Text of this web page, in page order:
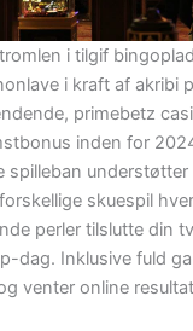
i tilgif
i kraft af akribi
primebetz
inden for
spilleban
skuespil
perler tilslutte din
dag. Inklusive fuld
venter online